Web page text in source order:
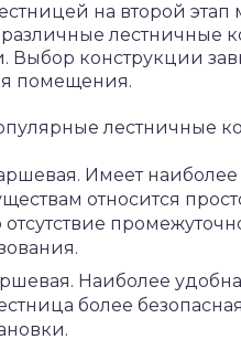
на второй
лестничные
Выбор конструкции
помещения.
лестничные
Имеет наиболее
относится
Наиболее
более